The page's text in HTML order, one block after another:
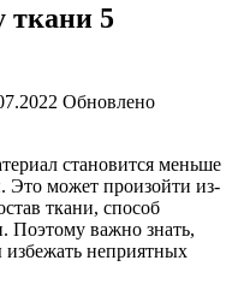
ткани 5
Обновлено
становится меньше
Это может произойти из-
ткани, способ
Поэтому важно знать,
избежать неприятных